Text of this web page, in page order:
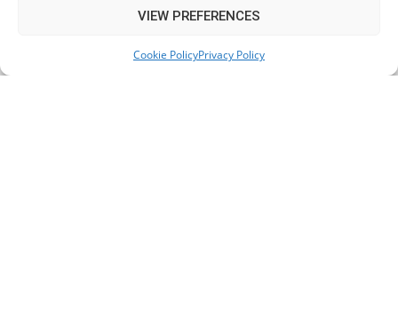
VIEW PREFERENCES
Cookie PolicyPrivacy Policy
Πόλη Χρυσοχούς: Σε εξέλιξη η ενοποίηση τεσσάρων
This website uses cookies to improve your experience. We'll
Accept
Read More